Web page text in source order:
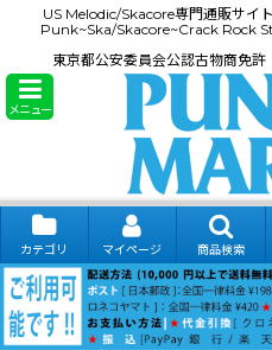
US Melodic/Skacore専門通販サ
Punk~Ska/Skacore~Crack Rock
東京都公安委員会公認古物商免
メニュー
カテゴリ マイページ 商品検索